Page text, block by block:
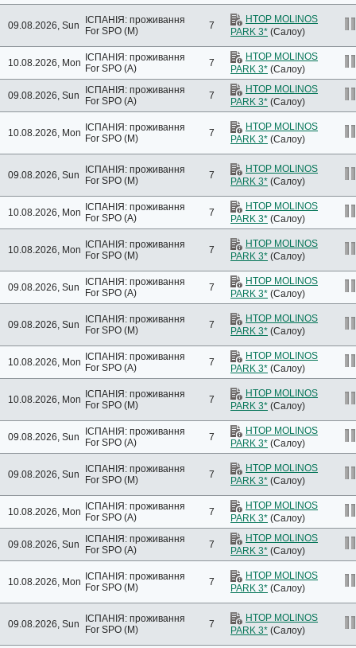
09.08.2026, Sun
ІСПАНІЯ: проживання
For SPO (M)
7
HTOP MOLINOS
PARK 3* (Салоу)
10.08.2026, Mon ІСПАНІЯ: проживання
For SPO (A)
7
HTOP MOLINOS
PARK 3* (Салоу)
09.08.2026, Sun
ІСПАНІЯ: проживання
For SPO (A)
7
HTOP MOLINOS
PARK 3* (Салоу)
10.08.2026, Mon ІСПАНІЯ: проживання
For SPO (M)
7
HTOP MOLINOS
PARK 3* (Салоу)
09.08.2026, Sun
ІСПАНІЯ: проживання
For SPO (M)
7
HTOP MOLINOS
PARK 3* (Салоу)
10.08.2026, Mon ІСПАНІЯ: проживання
For SPO (A)
7
HTOP MOLINOS
PARK 3* (Салоу)
10.08.2026, Mon ІСПАНІЯ: проживання
For SPO (M)
7
HTOP MOLINOS
PARK 3* (Салоу)
09.08.2026, Sun
ІСПАНІЯ: проживання
For SPO (A)
7
HTOP MOLINOS
PARK 3* (Салоу)
09.08.2026, Sun
ІСПАНІЯ: проживання
For SPO (M)
7
HTOP MOLINOS
PARK 3* (Салоу)
10.08.2026, Mon ІСПАНІЯ: проживання
For SPO (A)
7
HTOP MOLINOS
PARK 3* (Салоу)
10.08.2026, Mon ІСПАНІЯ: проживання
For SPO (M)
7
HTOP MOLINOS
PARK 3* (Салоу)
09.08.2026, Sun
ІСПАНІЯ: проживання
For SPO (A)
7
HTOP MOLINOS
PARK 3* (Салоу)
09.08.2026, Sun
ІСПАНІЯ: проживання
For SPO (M)
7
HTOP MOLINOS
PARK 3* (Салоу)
10.08.2026, Mon ІСПАНІЯ: проживання
For SPO (A)
7
HTOP MOLINOS
PARK 3* (Салоу)
09.08.2026, Sun
ІСПАНІЯ: проживання
For SPO (A)
7
HTOP MOLINOS
PARK 3* (Салоу)
10.08.2026, Mon ІСПАНІЯ: проживання
For SPO (M)
7
HTOP MOLINOS
PARK 3* (Салоу)
09.08.2026, Sun
ІСПАНІЯ: проживання
For SPO (M)
7
HTOP MOLINOS
PARK 3* (Салоу)